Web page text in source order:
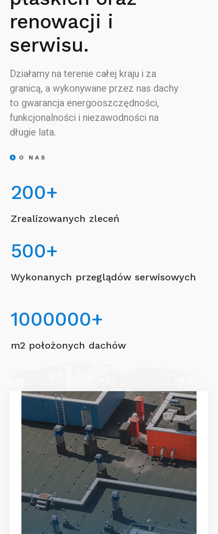
renowacji i
serwisu.
Działamy na terenie całej kraju i za
granicą, a wykonywane przez nas dachy
to gwarancja energooszczędności,
funkcjonalności i niezawodności na
długie lata.
O NAS
200+
Zrealizowanych zleceń
500+
Wykonanych przeglądów serwisowych
1000000+
m2 położonych dachów